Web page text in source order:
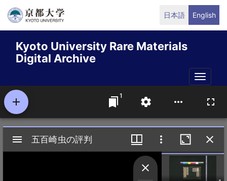
Skip
content
日本語 English
Kyoto University Rare Materials
Digital Archive
Toggle